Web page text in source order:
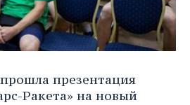
презентация
Ракета» на новый